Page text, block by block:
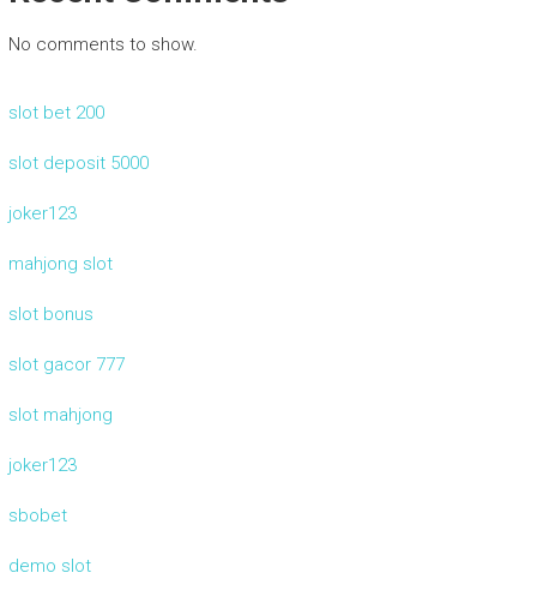
No comments to show.
slot bet 200
slot deposit 5000
joker123
mahjong slot
slot bonus
slot gacor 777
slot mahjong
joker123
sbobet
demo slot